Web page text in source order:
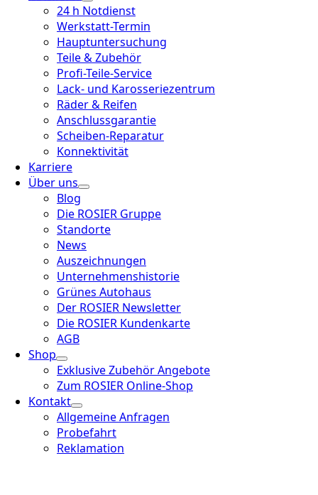
24 h Notdienst
Werkstatt-Termin
Hauptuntersuchung
Teile & Zubehör
Profi-Teile-Service
Lack- und Karosseriezentrum
Räder & Reifen
Anschlussgarantie
Scheiben-Reparatur
Konnektivität
Karriere
Über uns
Blog
Die ROSIER Gruppe
Standorte
News
Auszeichnungen
Unternehmenshistorie
Grünes Autohaus
Der ROSIER Newsletter
Die ROSIER Kundenkarte
AGB
Shop
Exklusive Zubehör Angebote
Zum ROSIER Online-Shop
Kontakt
Allgemeine Anfragen
Probefahrt
Reklamation